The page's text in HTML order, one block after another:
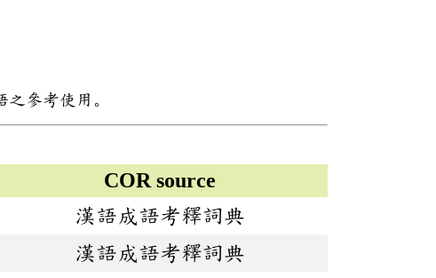
參考使用。
COR source
漢語成語考釋詞典
漢語成語考釋詞典